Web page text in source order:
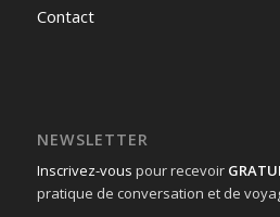
Contact
NEWSLETTER
Inscrivez-vous pour recevoir
pratique de conversation et de